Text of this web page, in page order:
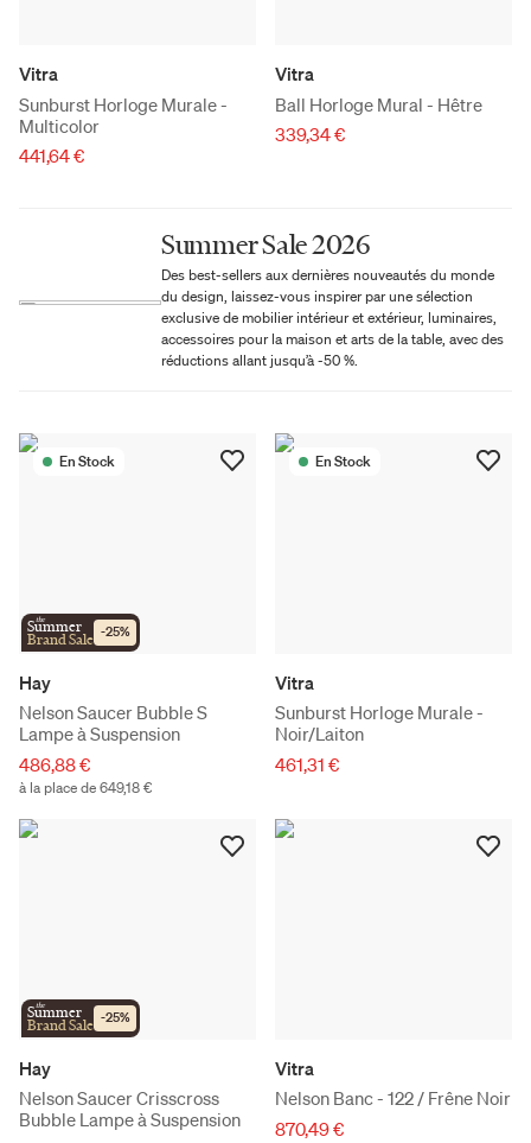
Vitra
Sunburst Horloge Murale -
Multicolor
441,64 €
Vitra
Ball Horloge Mural - Hêtre
339,34 €
Summer Sale 2026
Des best-sellers aux dernières nouveautés du monde
du design, laissez-vous inspirer par une sélection
exclusive de mobilier intérieur et extérieur, luminaires,
accessoires pour la maison et arts de la table, avec des
réductions allant jusqu’à -50 %.
En Stock
the
Summer
Brand Sale -25%
Hay
Nelson Saucer Bubble S
Lampe à Suspension
486,88 €
à la place de 649,18 €
En Stock
Vitra
Sunburst Horloge Murale -
Noir/Laiton
461,31 €
the
Summer
Brand Sale -25%
Hay
Nelson Saucer Crisscross
Bubble Lampe à Suspension
Vitra
Nelson Banc - 122 / Frêne Noir
870,49 €